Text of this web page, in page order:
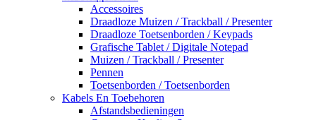
Accessoires
Draadloze Muizen / Trackball / Presenter
Draadloze Toetsenborden / Keypads
Grafische Tablet / Digitale Notepad
Muizen / Trackball / Presenter
Pennen
Toetsenborden / Toetsenborden
Kabels En Toebehoren
Afstandsbedieningen